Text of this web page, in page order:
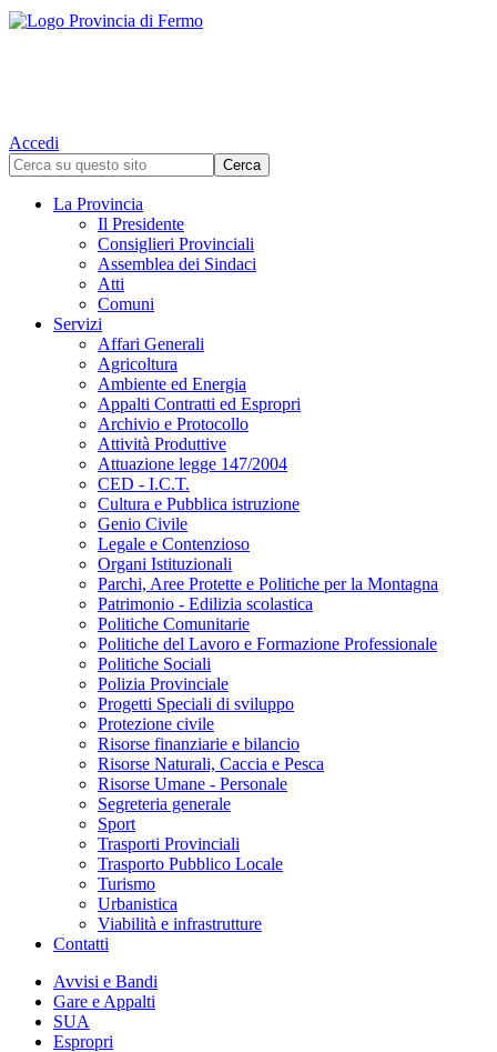
Accedi
La Provincia
Il Presidente
Consiglieri Provinciali
Assemblea dei Sindaci
Atti
Comuni
Servizi
Affari Generali
Agricoltura
Ambiente ed Energia
Appalti Contratti ed Espropri
Archivio e Protocollo
Attività Produttive
Attuazione legge 147/2004
CED - I.C.T.
Cultura e Pubblica istruzione
Genio Civile
Legale e Contenzioso
Organi Istituzionali
Parchi, Aree Protette e Politiche per la Montagna
Patrimonio - Edilizia scolastica
Politiche Comunitarie
Politiche del Lavoro e Formazione Professionale
Politiche Sociali
Polizia Provinciale
Progetti Speciali di sviluppo
Protezione civile
Risorse finanziarie e bilancio
Risorse Naturali, Caccia e Pesca
Risorse Umane - Personale
Segreteria generale
Sport
Trasporti Provinciali
Trasporto Pubblico Locale
Turismo
Urbanistica
Viabilità e infrastrutture
Contatti
Avvisi e Bandi
Gare e Appalti
SUA
Espropri